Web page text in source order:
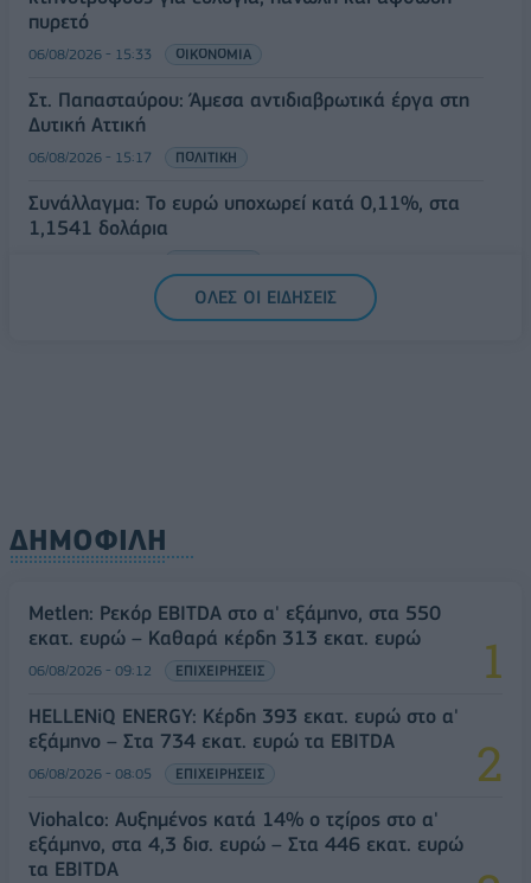
πυρετό
06/08/2026 - 15:33 ΟΙΚΟΝΟΜΙΑ
Στ. Παπασταύρου: Άμεσα αντιδιαβρωτικά έργα στη
Δυτική Αττική
06/08/2026 - 15:17 ΠΟΛΙΤΙΚΗ
Συνάλλαγμα: Το ευρώ υποχωρεί κατά 0,11%, στα
1,1541 δολάρια
ΟΛΕΣ ΟΙ ΕΙΔΗΣΕΙΣ
ΔΗΜΟΦΙΛΗ
Metlen: Ρεκόρ EBITDA στο α' εξάμηνο, στα 550
εκατ. ευρώ – Καθαρά κέρδη 313 εκατ. ευρώ
06/08/2026 - 09:12 ΕΠΙΧΕΙΡΗΣΕΙΣ
HELLENiQ ENERGY: Κέρδη 393 εκατ. ευρώ στο α'
εξάμηνο – Στα 734 εκατ. ευρώ τα EBITDA
06/08/2026 - 08:05 ΕΠΙΧΕΙΡΗΣΕΙΣ
Viohalco: Αυξημένος κατά 14% ο τζίρος στο α'
εξάμηνο, στα 4,3 δισ. ευρώ – Στα 446 εκατ. ευρώ
τα EBITDA